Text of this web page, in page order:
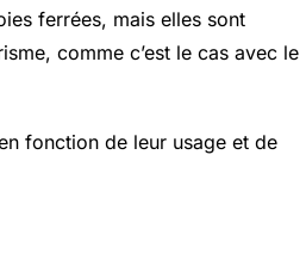
ferrées, mais elles sont
comme c’est le cas avec le
fonction de leur usage et de